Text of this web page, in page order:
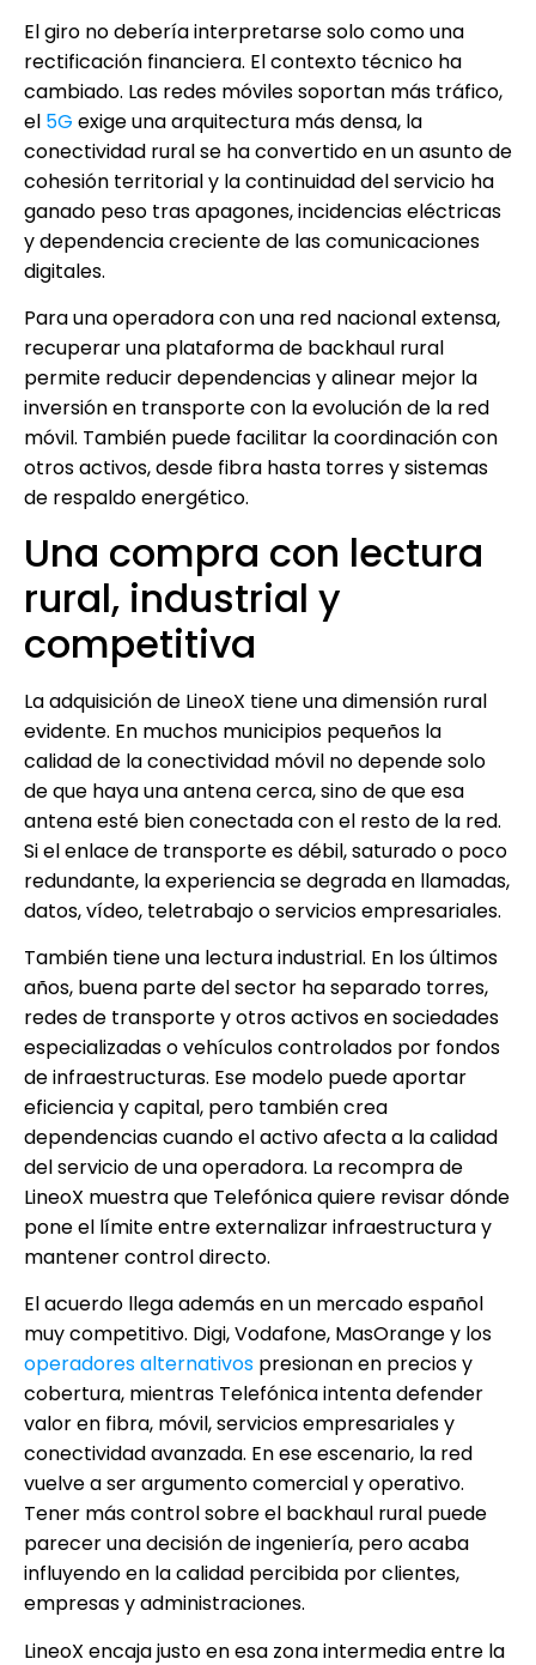
El giro no debería interpretarse solo como una
rectificación financiera. El contexto técnico ha
cambiado. Las redes móviles soportan más tráfico,
el 5G exige una arquitectura más densa, la
conectividad rural se ha convertido en un asunto de
cohesión territorial y la continuidad del servicio ha
ganado peso tras apagones, incidencias eléctricas
y dependencia creciente de las comunicaciones
digitales.
Para una operadora con una red nacional extensa,
recuperar una plataforma de backhaul rural
permite reducir dependencias y alinear mejor la
inversión en transporte con la evolución de la red
móvil. También puede facilitar la coordinación con
otros activos, desde fibra hasta torres y sistemas
de respaldo energético.
Una compra con lectura
rural, industrial y
competitiva
La adquisición de LineoX tiene una dimensión rural
evidente. En muchos municipios pequeños la
calidad de la conectividad móvil no depende solo
de que haya una antena cerca, sino de que esa
antena esté bien conectada con el resto de la red.
Si el enlace de transporte es débil, saturado o poco
redundante, la experiencia se degrada en llamadas,
datos, vídeo, teletrabajo o servicios empresariales.
También tiene una lectura industrial. En los últimos
años, buena parte del sector ha separado torres,
redes de transporte y otros activos en sociedades
especializadas o vehículos controlados por fondos
de infraestructuras. Ese modelo puede aportar
eficiencia y capital, pero también crea
dependencias cuando el activo afecta a la calidad
del servicio de una operadora. La recompra de
LineoX muestra que Telefónica quiere revisar dónde
pone el límite entre externalizar infraestructura y
mantener control directo.
El acuerdo llega además en un mercado español
muy competitivo. Digi, Vodafone, MasOrange y los
operadores alternativos presionan en precios y
cobertura, mientras Telefónica intenta defender
valor en fibra, móvil, servicios empresariales y
conectividad avanzada. En ese escenario, la red
vuelve a ser argumento comercial y operativo.
Tener más control sobre el backhaul rural puede
parecer una decisión de ingeniería, pero acaba
influyendo en la calidad percibida por clientes,
empresas y administraciones.
LineoX encaja justo en esa zona intermedia entre la